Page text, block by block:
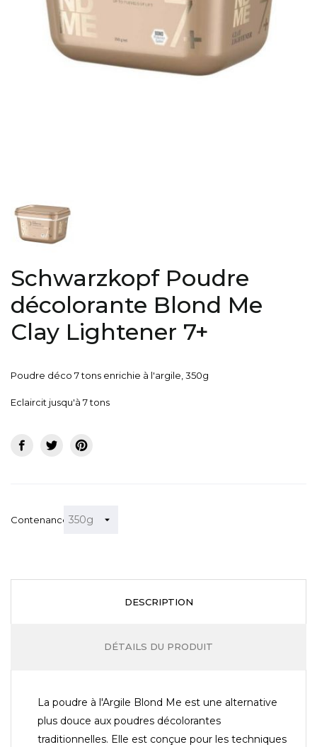
Schwarzkopf Poudre
décolorante Blond Me
Clay Lightener 7+
Poudre déco 7 tons enrichie à l'argile, 350g
Eclaircit jusqu'à 7 tons
Contenance
DESCRIPTION
DÉTAILS DU PRODUIT
La poudre à l'Argile Blond Me est une alternative
plus douce aux poudres décolorantes
traditionnelles. Elle est conçue pour les techniques